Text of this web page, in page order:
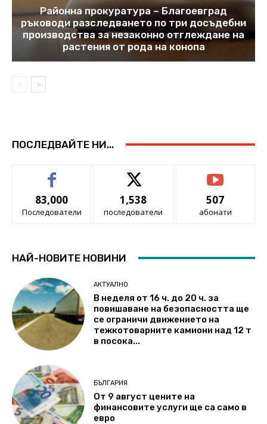
Районна прокуратура – Благоевград
ръководи разследването по три досъдебни
производства за незаконно отглеждане на
растения от рода на конопа
ПОСЛЕДВАЙТЕ НИ...
83,000
Последователи
1,538
последователи
507
абонати
НАЙ-НОВИТЕ НОВИНИ
АКТУАЛНО
В неделя от 16 ч. до 20 ч. за
повишаване на безопасността ще
се ограничи движението на
тежкотоварните камиони над 12 т
в посока...
БЪЛГАРИЯ
От 9 август цените на
финансовите услуги ще са само в
евро